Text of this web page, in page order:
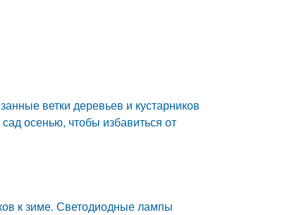
ветки деревьев и кустарников
осенью, чтобы избавиться от
к зиме. Светодиодные лампы